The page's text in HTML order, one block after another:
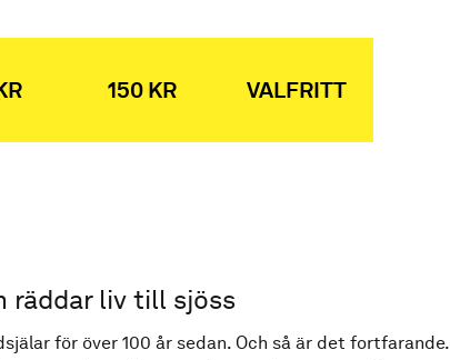
150 KR VALFRITT
räddar liv till sjöss
för över 100 år sedan. Och så är det fortfarande.